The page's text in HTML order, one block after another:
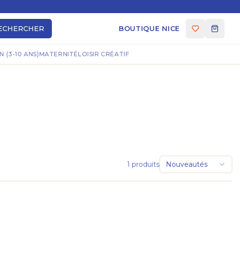
BOUTIQUE NICE
(3-10 ANS)MATERNITÉLOISIR CRÉATIF
1 produits Nouveautés